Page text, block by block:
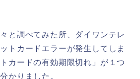
と調べてみた所、ダイワンテレ
トカードエラーが発生してしま
カードの有効期限切れ」が１つ
かりました。